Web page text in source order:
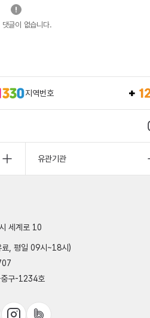
댓글이 없습니다.
지역번호
유관기관
세계로 10
, 평일 09시~18시)
구-1234호